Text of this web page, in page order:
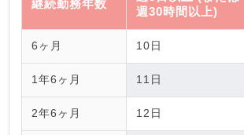
継続勤務年数
週30時間以上)
6ヶ月 10日
1年6ヶ月 11日
2年6ヶ月 12日